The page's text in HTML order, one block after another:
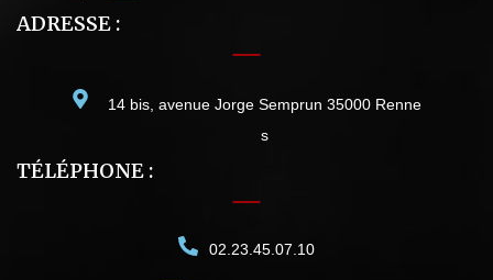
ADRESSE :
14 bis, avenue Jorge Semprun 35000 Renne
s
TÉLÉPHONE :
02.23.45.07.10